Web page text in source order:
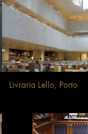
Livraria Lello, Porto